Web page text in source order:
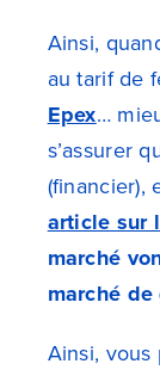
Ainsi,
au tarif de
Epex…
s’assurer
(financier),
article sur
marché
marché de
Ainsi,